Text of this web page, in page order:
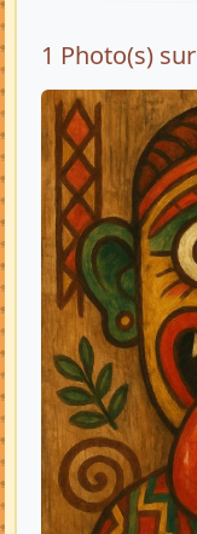
1 Photo(s)